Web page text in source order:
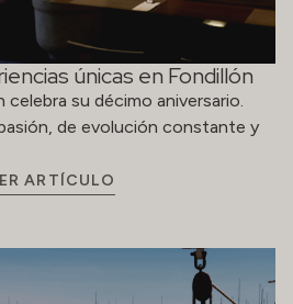
o doble (DBL) Desayuno